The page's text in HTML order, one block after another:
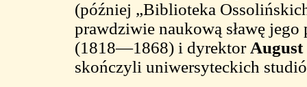
(później „Biblioteka
prawdziwie naukową sławę
(1818—1868) i dyrektor
skończyli uniwersyteckich